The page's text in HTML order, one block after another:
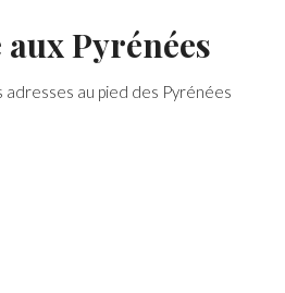
aux Pyrénées
adresses au pied des Pyrénées